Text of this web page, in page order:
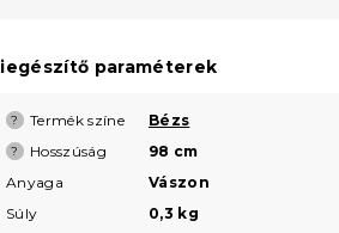
paraméterek
? Termék színe Bézs
? Hosszúság
98 cm
Anyaga
Vászon
Súly
0,3 kg